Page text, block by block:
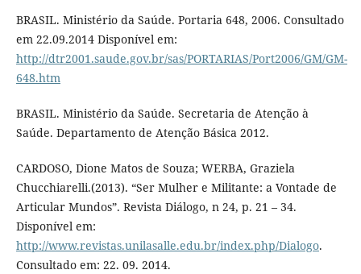
BRASIL. Ministério da Saúde. Portaria 648, 2006. Consultado
em 22.09.2014 Disponível em:
http://dtr2001.saude.gov.br/sas/PORTARIAS/Port2006/GM/GM-
648.htm
BRASIL. Ministério da Saúde. Secretaria de Atenção à
Saúde. Departamento de Atenção Básica 2012.
CARDOSO, Dione Matos de Souza; WERBA, Graziela
Chucchiarelli.(2013). “Ser Mulher e Militante: a Vontade de
Articular Mundos”. Revista Diálogo, n 24, p. 21 – 34.
Disponível em:
http://www.revistas.unilasalle.edu.br/index.php/Dialogo.
Consultado em: 22. 09. 2014.